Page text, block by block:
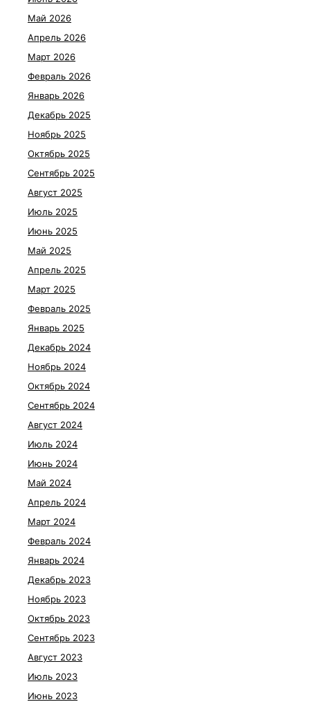
Май 2026
Апрель 2026
Март 2026
Февраль 2026
Январь 2026
Декабрь 2025
Ноябрь 2025
Октябрь 2025
Сентябрь 2025
Август 2025
Июль 2025
Июнь 2025
Май 2025
Апрель 2025
Март 2025
Февраль 2025
Январь 2025
Декабрь 2024
Ноябрь 2024
Октябрь 2024
Сентябрь 2024
Август 2024
Июль 2024
Июнь 2024
Май 2024
Апрель 2024
Март 2024
Февраль 2024
Январь 2024
Декабрь 2023
Ноябрь 2023
Октябрь 2023
Сентябрь 2023
Август 2023
Июль 2023
Июнь 2023